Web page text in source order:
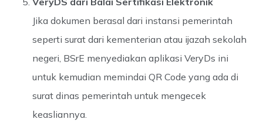
Jika dokumen berasal dari instansi pemerintah
seperti surat dari kementerian atau ijazah sekolah
negeri, BSrE menyediakan aplikasi VeryDs ini
untuk kemudian memindai QR Code yang ada di
surat dinas pemerintah untuk mengecek
keasliannya.